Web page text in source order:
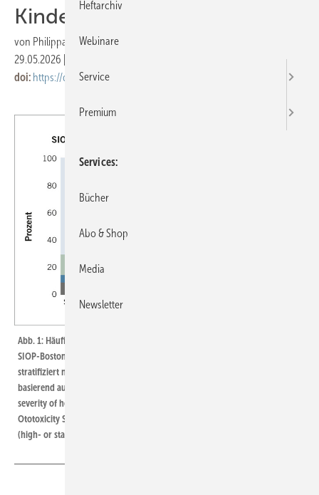
Kindesalter
von Philippa Jörger
29.05.2026
doi: https://doi.org/10.17147/asu-1-537735
Abb. 1: Häufigkeit und Schweregrad von Hörverlust, klassifiziert nach der
SIOP-Boston-Skala für Ototoxizität bei Teilnehmenden (N = 319),
stratifiziert nach Risikogruppe (Hoch- oder Standardrisikogruppe
basierend auf der Behandlung). Eigene Darstellung Fig. 1: Frequency and
severity of hearing loss, classified according to the SIOP-Boston
Ototoxicity Scale, among participants (N = 319), stratified by risk group
(high- or standard-risk group based on treatment). Own illustration
Heftarchiv
Webinare
Service
Premium
Services
Bücher
Abo & Shop
Media
Newsletter